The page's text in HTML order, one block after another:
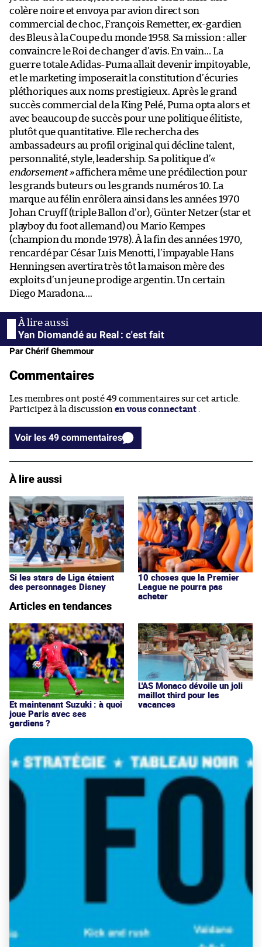
colère noire et envoya par avion direct son
commercial de choc, François Remetter, ex-gardien
des Bleus à la Coupe du monde 1958. Sa mission : aller
convaincre le Roi de changer d’avis. En vain… La
guerre totale Adidas-Puma allait devenir impitoyable,
et le marketing imposerait la constitution d’écuries
pléthoriques aux noms prestigieux. Après le grand
succès commercial de la King Pelé, Puma opta alors et
avec beaucoup de succès pour une politique élitiste,
plutôt que quantitative. Elle rechercha des
ambassadeurs au profil original qui décline talent,
personnalité, style, leadership. Sa politique d’«
endorsement »affichera même une prédilection pour
les grands buteurs ou les grands numéros 10. La
marque au félin enrôlera ainsi dans les années 1970
Johan Cruyff (triple Ballon d’or), Günter Netzer (star et
playboy du foot allemand) ou Mario Kempes
(champion du monde 1978). À la fin des années 1970,
rencardé par César Luis Menotti, l’impayable Hans
Henningsen avertira très tôt la maison mère des
exploits d’un jeune prodige argentin. Un certain
Diego Maradona….
Yan Diomandé au Real : c'est fait
Par Chérif Ghemmour
Commentaires
Les membres ont posté 49 commentaires sur cet article.
Participez à la discussion en vous connectant .
Voir les 49 commentaires
À lire aussi
Si les stars de Liga étaient
des personnages Disney
10 choses que la Premier
League ne pourra pas
acheter
Articles en tendances
Et maintenant Suzuki : à quoi
joue Paris avec ses
gardiens ?
L'AS Monaco dévoile un joli
maillot third pour les
vacances